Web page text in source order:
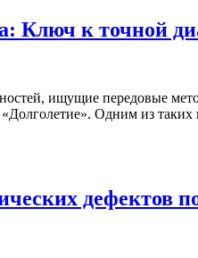
Ключ к точной
ищущие передовые
Одним из таких
дефектов